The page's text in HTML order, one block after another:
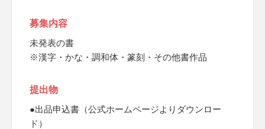
募集内容
未発表の書
※漢字・かな・調和体・篆刻・その他書作品
提出物
●出品申込書（公式ホームページよりダウンロー
ド）